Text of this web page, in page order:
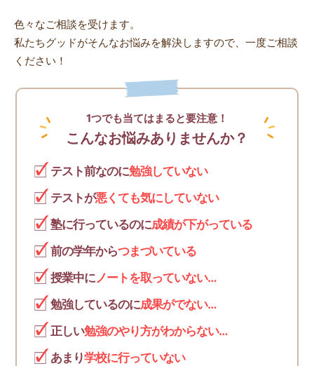
色々なご相談を受けます。
私たちグッドがそんなお悩みを解決しますので、一度ご相談
ください！
1つでも当てはまると要注意！
こんなお悩みありませんか？
テスト前なのに勉強していない
テストが悪くても気にしていない
塾に行っているのに成績が下がっている
前の学年からつまづいている
授業中にノートを取っていない…
勉強しているのに成果がでない…
正しい勉強のやり方がわからない…
あまり学校に行っていない